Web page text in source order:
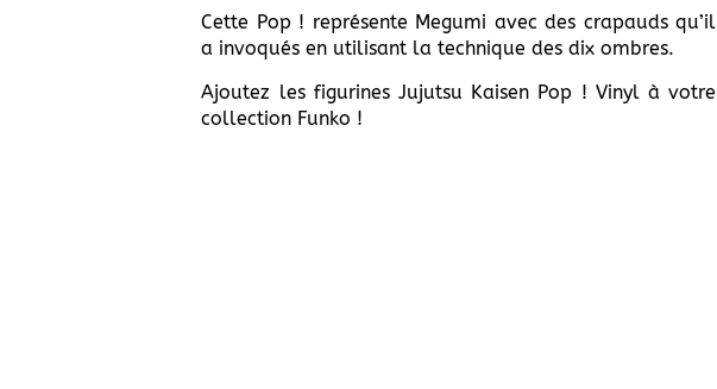
Cette Pop ! représente Megumi avec des crapauds qu’il
a invoqués en utilisant la technique des dix ombres.
Ajoutez les figurines Jujutsu Kaisen Pop ! Vinyl à votre
collection Funko !